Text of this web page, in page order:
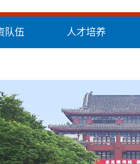
队伍 人才培养